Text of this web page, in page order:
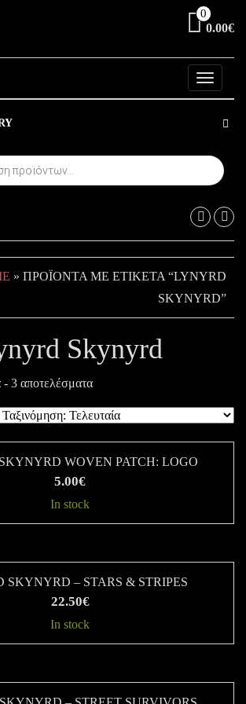
0
0.00€
Toggle
» ΠΡΟΪΌΝΤΑ ΜΕ ΕΤΙΚΈΤΑ “LYNYRD
SKYNYRD”
Skynyrd
3 αποτελέσματαSorted
by
latest
WOVEN PATCH: LOGO
5.00€
In stock
SKYNYRD – STARS & STRIPES
22.50€
In stock
προϊόν